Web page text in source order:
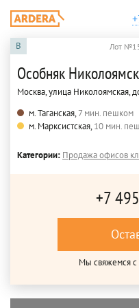
B Лот
Особняк
Москва, улица Николоямская,
м. Таганская,7 мин. пешком
м. Марксистская,10 мин.
Категории: Продажа офисов
+7
Мы свяжемся с